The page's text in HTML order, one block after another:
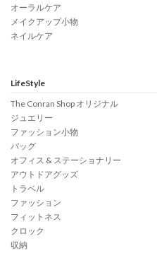
オーラルケア
メイクアップ小物
ネイルケア
LifeStyle
The Conran Shop オリジナル
ジュエリー
ファッション小物
バッグ
オフィス & ステーショナリー
アウトドアグッズ
トラベル
ファッション
フィットネス
クロック
収納